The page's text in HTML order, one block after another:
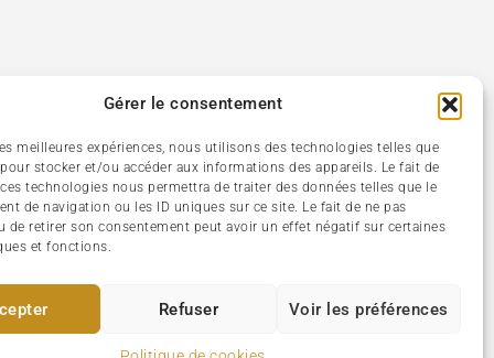
Gérer le consentement
meilleures expériences, nous utilisons des technologies telles que
stocker et/ou accéder aux informations des appareils. Le fait de
technologies nous permettra de traiter des données telles que le
de navigation ou les ID uniques sur ce site. Le fait de ne pas
de retirer son consentement peut avoir un effet négatif sur certaines
et fonctions.
Refuser Voir les préférences